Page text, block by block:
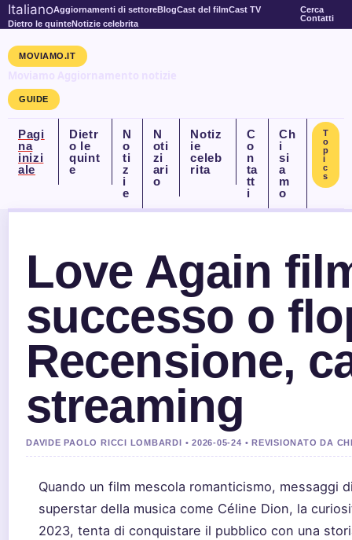
ItalianoAggiornamenti di settoreBlogCast del filmCast TV
Dietro le quinteNotizie celebrita
Cerca
Contatti
MOVIAMO.IT
Moviamo Aggiornamento notizie
GUIDE
Pagi
na
inizi
ale
Dietr
o le
quint
e
N
o
ti
z
i
e
N
oti
zi
ari
o
Notiz
ie
celeb
rita
C
o
n
ta
tt
i
Ch
i
si
a
m
o
T
o
p
i
c
s
Love Again
successo o
Recensione,
streaming
DAVIDE PAOLO RICCI LOMBARDI • 2026-05-24 • REVISIONATO DA
Quando un film mescola romanticismo, messaggi
superstar della musica come Céline Dion, la
2023, tenta di conquistare il pubblico con una